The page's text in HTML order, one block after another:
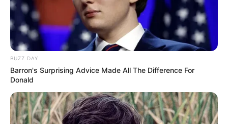
BUZZ DAY
Barron's Surprising Advice Made All The Difference For
Donald